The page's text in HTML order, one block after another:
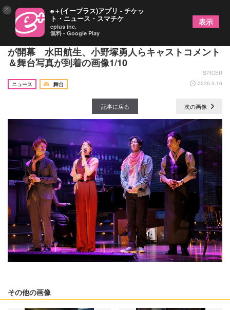
音楽劇『アカネイロのプレリュード～赤坂の奏～』
が開幕 水田航生、小野塚勇人らキャストコメント
＆舞台写真が到着の画像1/10
SPICER
ニュース
舞台 2026.3.16
記事に戻る 次の画像
その他の画像
× e＋(イープラス)アプリ - チケッ
ト・ニュース・スマチケ
eplus inc.
無料 - Google Play
表示